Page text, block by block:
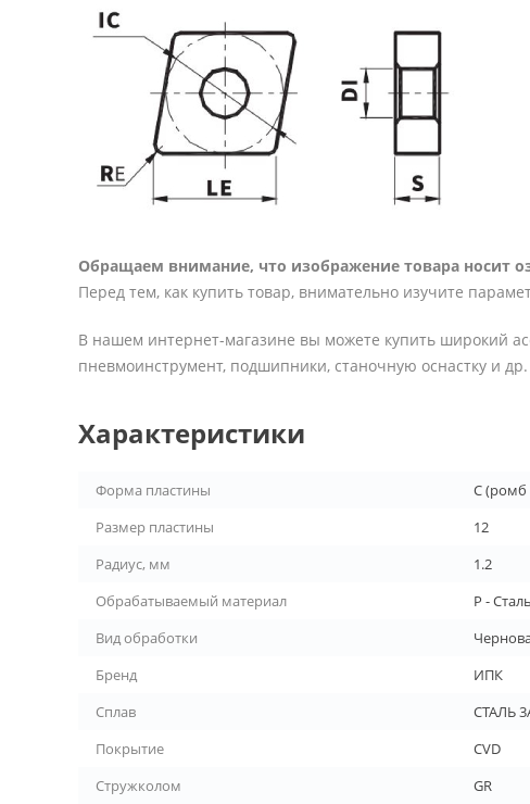
Обращаем внимание, что изображение товара носит
Перед тем, как купить товар, внимательно изучите
В нашем интернет-магазине вы можете купить широкий
пневмоинструмент, подшипники, станочную оснастку и др.
Характеристики
Форма пластины
C (ромб
Размер пластины
12
Радиус, мм
1.2
Обрабатываемый материал
P - Сталь
Вид обработки
Бренд
ИПК
Сплав
СТАЛЬ
Покрытие
CVD
Стружколом
GR